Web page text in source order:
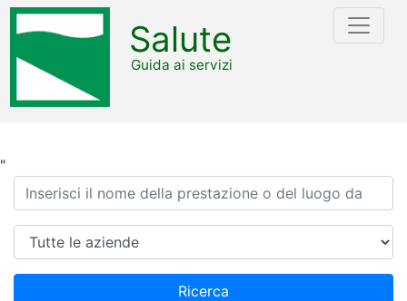
"
Salute
Guida ai servizi
Ricerca
Azienda
Ricerca